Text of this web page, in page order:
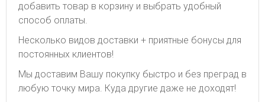
добавить товар в корзину и выбрать удобный
способ оплаты.
Несколько видов доставки + приятные бонусы для
постоянных клиентов!
Мы доставим Вашу покупку быстро и без преград в
любую точку мира. Куда другие даже не доходят!